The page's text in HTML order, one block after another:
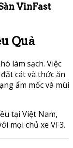
VinFast
Quả
làm sạch. Việc
cát và thức ăn
ẩm mốc và mùi
tại Việt Nam,
mọi chủ xe VF3.